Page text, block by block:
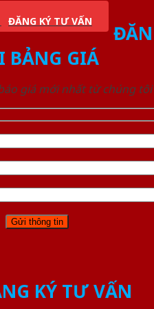
ĐĂNG KÝ TƯ VẤN
BẢNG GIÁ
giá mới nhất từ chúng tôi
KÝ TƯ VẤN